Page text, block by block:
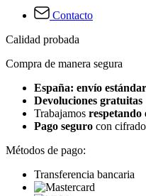
Contacto
Calidad probada
Compra de manera segura
España: envío
Devoluciones gratuitas
Trabajamos respetando
Pago seguro con
Métodos de pago:
Transferencia bancaria